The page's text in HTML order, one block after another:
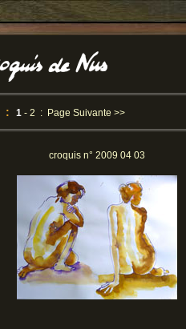
: 1- 2 : Page Suivante >>
croquis n° 2009 04 03